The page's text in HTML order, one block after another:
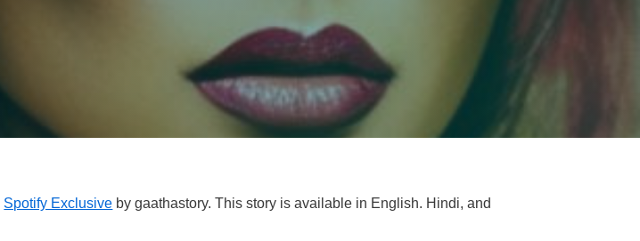
Spotify Exclusive by gaathastory. This story is available in English. Hindi, and